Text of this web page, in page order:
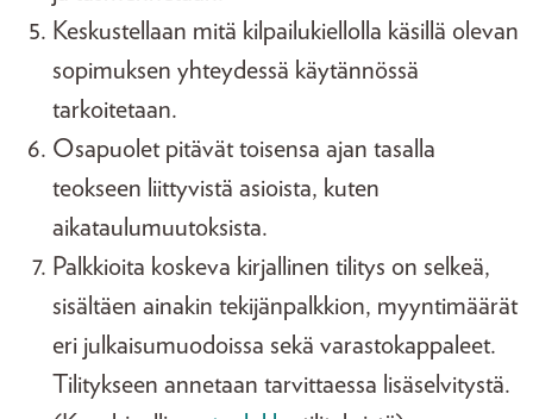
Keskustellaan mitä kilpailukiellolla käsillä olevan
sopimuksen yhteydessä käytännössä
tarkoitetaan.
Osapuolet pitävät toisensa ajan tasalla
teokseen liittyvistä asioista, kuten
aikataulumuutoksista.
Palkkioita koskeva kirjallinen tilitys on selkeä,
sisältäen ainakin tekijänpalkkion, myyntimäärät
eri julkaisumuodoissa sekä varastokappaleet.
Tilitykseen annetaan tarvittaessa lisäselvitystä.